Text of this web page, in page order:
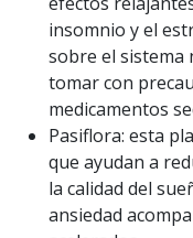
insomnio y el
sobre el sistema
tomar con
medicamentos
Pasiflora: esta
que ayudan a
la calidad del
ansiedad